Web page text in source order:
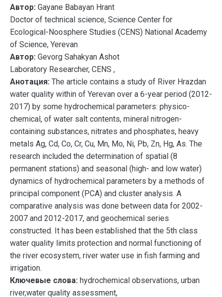
Автор: Gayane Babayan Hrant
Doctor of technical science, Science Center for
Ecological-Noosphere Studies (CENS) National Academy
of Science, Yerevan
Автор: Gevorg Sahakyan Ashot
Laboratory Researcher, CENS ,
Анотация: The article contains a study of River Hrazdan
water quality within of Yerevan over a 6-year period (2012-
2017) by some hydrochemical parameters: physico-
chemical, of water salt contents, mineral nitrogen-
containing substances, nitrates and phosphates, heavy
metals Ag, Cd, Co, Cr, Cu, Mn, Mo, Ni, Pb, Zn, Hg, As. The
research included the determination of spatial (8
permanent stations) and seasonal (high- and low water)
dynamics of hydrochemical parameters by a methods of
principal component (PCA) and cluster analysis. A
comparative analysis was done between data for 2002-
2007 and 2012-2017, and geochemical series
constructed. It has been established that the 5th class
water quality limits protection and normal functioning of
the river ecosystem, river water use in fish farming and
irrigation.
Ключевые слова: hydrochemical observations, urban
river,water quality assessment,